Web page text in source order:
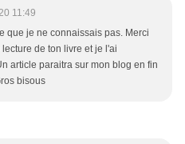
11:49
que je ne connaissais pas. Merci
de ton livre et je l'ai
article paraitra sur mon blog en fin
bisous